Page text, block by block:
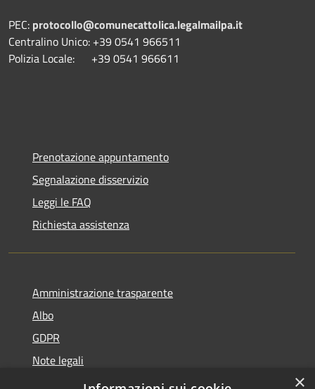
PEC: protocollo@comunecattolica.legalmailpa.it
Centralino Unico: +39 0541 966511
Polizia Locale: +39 0541 966611
Prenotazione appuntamento
Segnalazione disservizio
Leggi le FAQ
Richiesta assistenza
Amministrazione trasparente
Albo
GDPR
Note legali
Dichiarazione di accessibilità
×